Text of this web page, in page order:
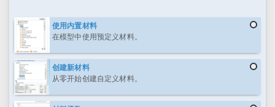
使用内置材料
在模型中使用预定义材料。
创建新材料
从零开始创建自定义材料。